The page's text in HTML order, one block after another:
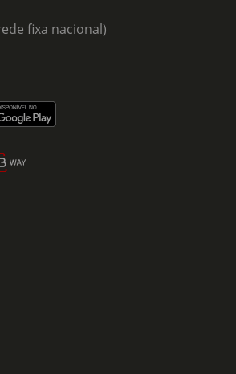
fixa nacional)